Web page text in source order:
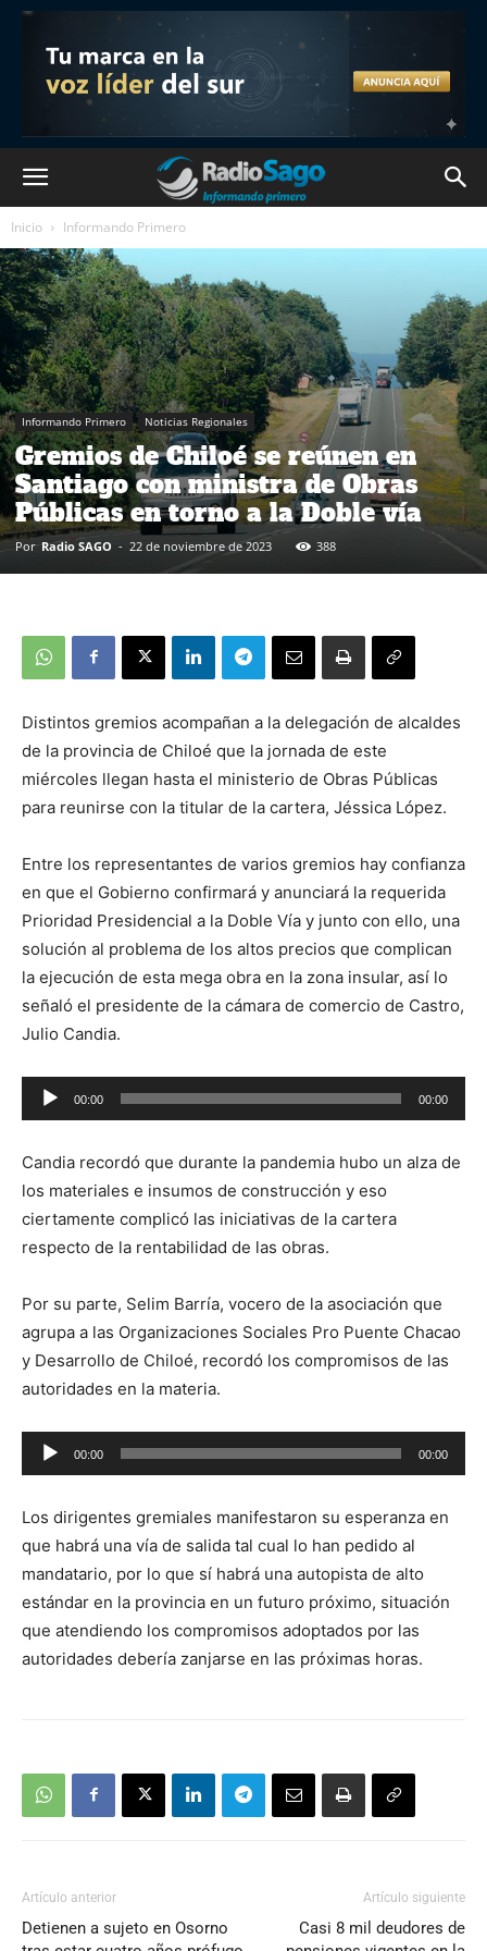
Inicio Informando Primero
Informando Primero Noticias Regionales
Gremios de Chiloé se reúnen en
Santiago con ministra de Obras
Públicas en torno a la Doble vía
Por Radio SAGO - 22 de noviembre de 2023 388
Distintos gremios acompañan a la delegación de alcaldes
de la provincia de Chiloé que la jornada de este
miércoles llegan hasta el ministerio de Obras Públicas
para reunirse con la titular de la cartera, Jéssica López.
Entre los representantes de varios gremios hay confianza
en que el Gobierno confirmará y anunciará la requerida
Prioridad Presidencial a la Doble Vía y junto con ello, una
solución al problema de los altos precios que complican
la ejecución de esta mega obra en la zona insular, así lo
señaló el presidente de la cámara de comercio de Castro,
Julio Candia.
Reproductor
de
00:00 00:00
Candia recordó que durante la pandemia hubo un alza de
los materiales e insumos de construcción y eso
ciertamente complicó las iniciativas de la cartera
respecto de la rentabilidad de las obras.
Por su parte, Selim Barría, vocero de la asociación que
agrupa a las Organizaciones Sociales Pro Puente Chacao
y Desarrollo de Chiloé, recordó los compromisos de las
autoridades en la materia.
Reproductor
de
00:00 00:00
Los dirigentes gremiales manifestaron su esperanza en
que habrá una vía de salida tal cual lo han pedido al
mandatario, por lo que sí habrá una autopista de alto
estándar en la provincia en un futuro próximo, situación
que atendiendo los compromisos adoptados por las
autoridades debería zanjarse en las próximas horas.
Artículo anterior
Detienen a sujeto en Osorno
Artículo siguiente
Casi 8 mil deudores de